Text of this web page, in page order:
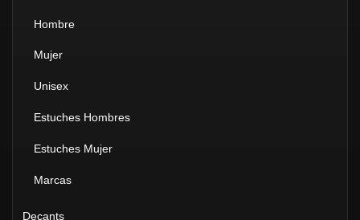
Hombre
Mujer
Unisex
Estuches Hombres
Estuches Mujer
Marcas
Decants